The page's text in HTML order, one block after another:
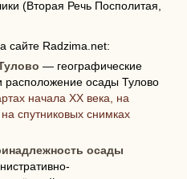
(Вторая Речь Посполитая,
сайте Radzima.net:
— географические
расположение осады Тулово
начала XX века, на
спутниковых снимках
осады